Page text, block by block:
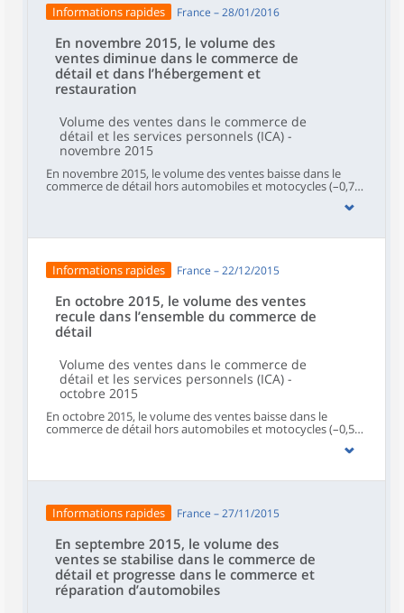
Informations rapides France – 28/01/2016
En novembre 2015, le volume des
ventes diminue dans le commerce de
détail et dans l’hébergement et
restauration
Volume des ventes dans le commerce de
détail et les services personnels (ICA) -
novembre 2015
En novembre 2015, le volume des ventes baisse dans le
commerce de détail hors automobiles et motocycles (–0,7
%) et dans l’hébergement et restauration (–1,5 %). En
ménages (+1,0 %).
Informations rapides France – 22/12/2015
En octobre 2015, le volume des ventes
recule dans l’ensemble du commerce de
détail
Volume des ventes dans le commerce de
détail et les services personnels (ICA) -
octobre 2015
En octobre 2015, le volume des ventes baisse dans le
commerce de détail hors automobiles et motocycles (–0,5
%), le commerce et réparation d’automobiles et de
motocycles (–1,2 %) et les services aux ménages (–0,4 %). À
restauration (+0,2 %).
Informations rapides France – 27/11/2015
En septembre 2015, le volume des
ventes se stabilise dans le commerce de
détail et progresse dans le commerce et
réparation d’automobiles